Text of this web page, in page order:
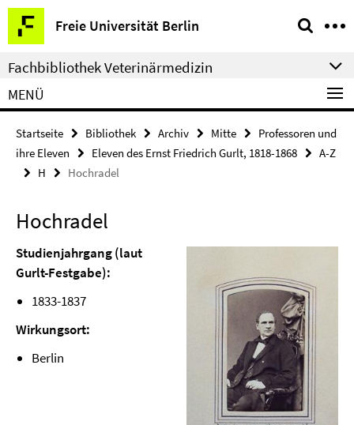
Springe
direkt
zu
Inhalt
Freie Universität Berlin
Service-
Navigation
Fachbibliothek Veterinärmedizin
MENÜ
Startseite Bibliothek Archiv Mitte
Professoren und
ihre Eleven
Eleven des Ernst Friedrich Gurlt, 1818-1868
A-Z
H
Hochradel
Hochradel
Studienjahrgang (laut
Gurlt-Festgabe):
1833-1837
Wirkungsort:
Berlin